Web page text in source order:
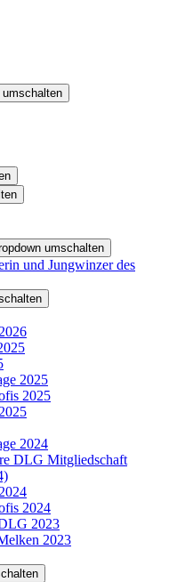
umschalten
umschalten
und Jungwinzer des
2025
2025
2024
DLG Mitgliedschaft
2024
2023
2023